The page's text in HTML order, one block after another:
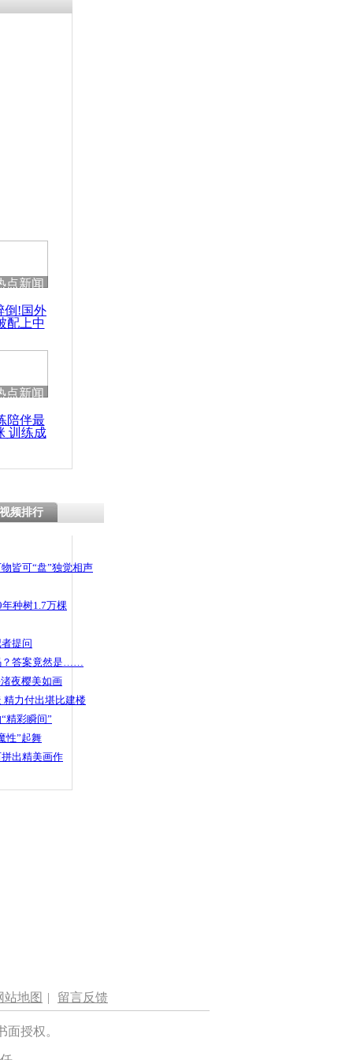
点新闻
倒!国外
配上中
点新闻
陪伴最
训练成
频排行
皆可“盘”独觉相声
种树1.7万棵
提问
？答案竟然是……
夜樱美如画
精力付出堪比建楼
精彩瞬间”
性”起舞
出精美画作
站地图 | 留言反馈
授权。